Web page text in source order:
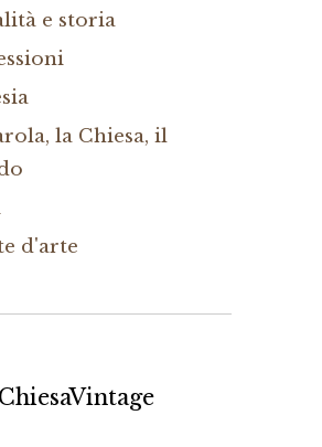
e storia
la Chiesa, il
d'arte